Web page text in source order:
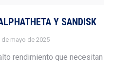
Y SANDISK
de mayo de 2025
rendimiento que necesitan